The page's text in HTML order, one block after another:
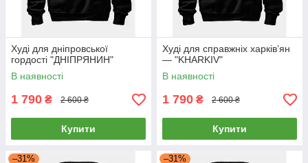
Худі для дніпровської
гордості "ДНІПРЯНИН"
В наявності
1 790 ₴ 2 600 ₴
Купити
Худі для справжніх харків’ян
— "KHARKIV"
В наявності
1 790 ₴ 2 600 ₴
Купити
–31% –31%